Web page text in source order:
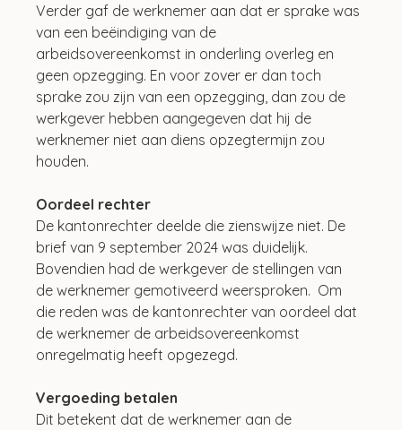
Verder gaf de werknemer aan dat er sprake was
van een beëindiging van de
arbeidsovereenkomst in onderling overleg en
geen opzegging. En voor zover er dan toch
sprake zou zijn van een opzegging, dan zou de
werkgever hebben aangegeven dat hij de
werknemer niet aan diens opzegtermijn zou
houden.
Oordeel rechter
De kantonrechter deelde die zienswijze niet. De
brief van 9 september 2024 was duidelijk.
Bovendien had de werkgever de stellingen van
de werknemer gemotiveerd weersproken.  Om
die reden was de kantonrechter van oordeel dat
de werknemer de arbeidsovereenkomst
onregelmatig heeft opgezegd.
Vergoeding betalen
Dit betekent dat de werknemer aan de